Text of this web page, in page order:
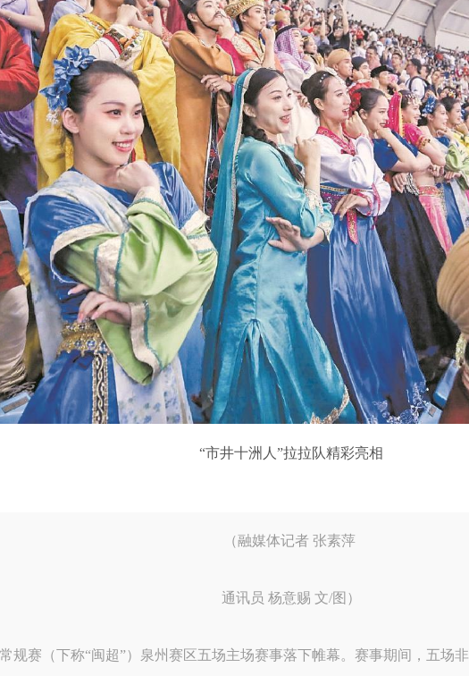
“市井十洲人”拉拉队精彩亮相
（融媒体记者 张素萍
通讯员 杨意赐 文/图）
规赛（下称“闽超”）泉州赛区五场主场赛事落下帷幕。赛事期间，五场